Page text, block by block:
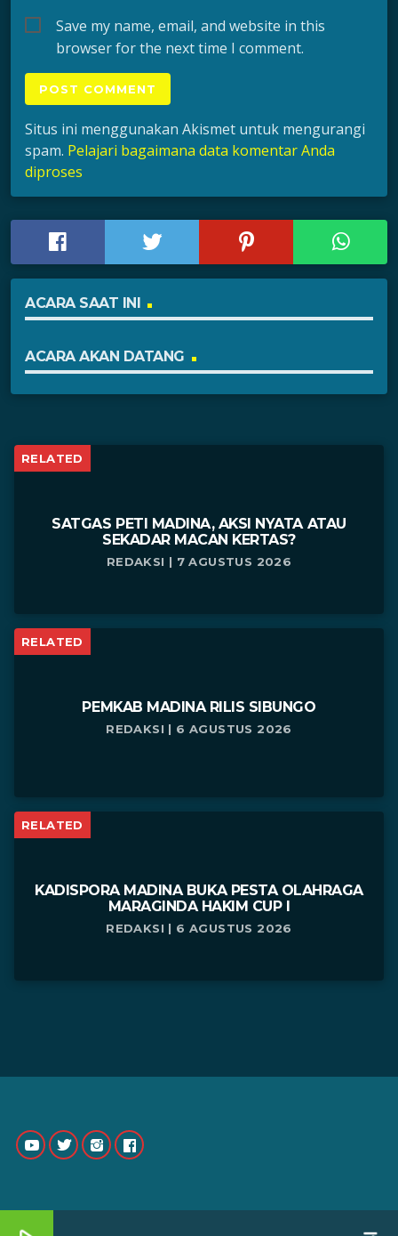
Save my name, email, and website in this
browser for the next time I comment.
Situs ini menggunakan Akismet untuk mengurangi
spam. Pelajari bagaimana data komentar Anda
diproses
ACARA SAAT INI
ACARA AKAN DATANG
RELATED
SATGAS PETI MADINA, AKSI NYATA ATAU
SEKADAR MACAN KERTAS?
REDAKSI | 7 AGUSTUS 2026
RELATED
PEMKAB MADINA RILIS SIBUNGO
REDAKSI | 6 AGUSTUS 2026
RELATED
KADISPORA MADINA BUKA PESTA OLAHRAGA
MARAGINDA HAKIM CUP I
REDAKSI | 6 AGUSTUS 2026